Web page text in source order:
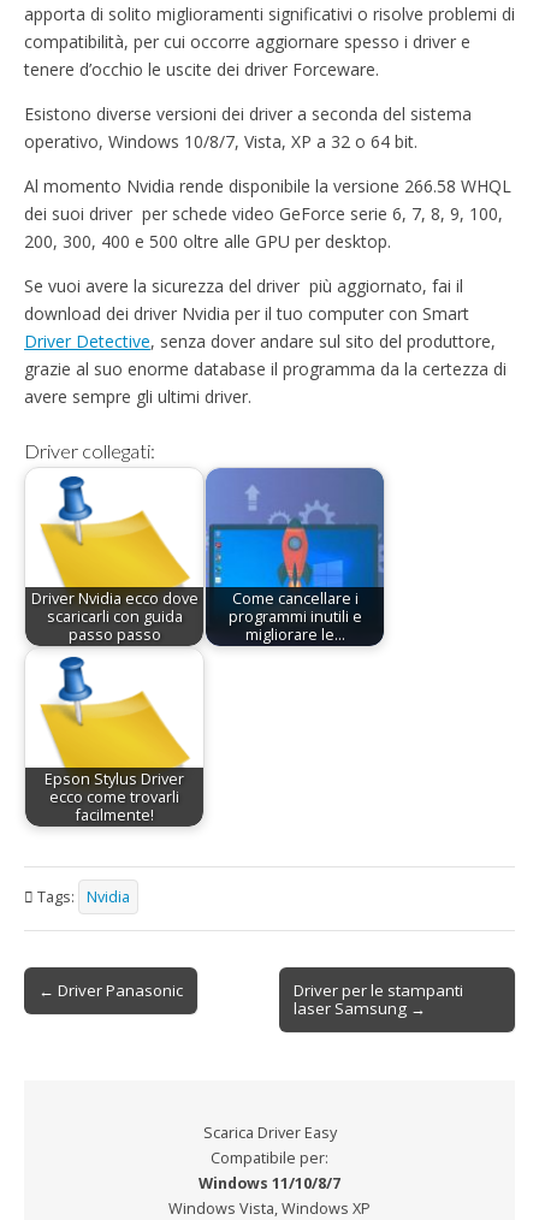
apporta di solito miglioramenti significativi o risolve problemi di
compatibilità, per cui occorre aggiornare spesso i driver e
tenere d’occhio le uscite dei driver Forceware.
Esistono diverse versioni dei driver a seconda del sistema
operativo, Windows 10/8/7, Vista, XP a 32 o 64 bit.
Al momento Nvidia rende disponibile la versione 266.58 WHQL
dei suoi driver per schede video GeForce serie 6, 7, 8, 9, 100,
200, 300, 400 e 500 oltre alle GPU per desktop.
Se vuoi avere la sicurezza del driver più aggiornato, fai il
download dei driver Nvidia per il tuo computer con Smart
Driver Detective, senza dover andare sul sito del produttore,
grazie al suo enorme database il programma da la certezza di
avere sempre gli ultimi driver.
Driver collegati:
Driver Nvidia ecco dove
scaricarli con guida
passo passo
Come cancellare i
programmi inutili e
migliorare le…
Epson Stylus Driver
ecco come trovarli
facilmente!
Tags: Nvidia
Post navigation
← Driver Panasonic
Driver per le stampanti
laser Samsung →
Scarica Driver Easy
Compatibile per:
Windows 11/10/8/7
Windows Vista, Windows XP